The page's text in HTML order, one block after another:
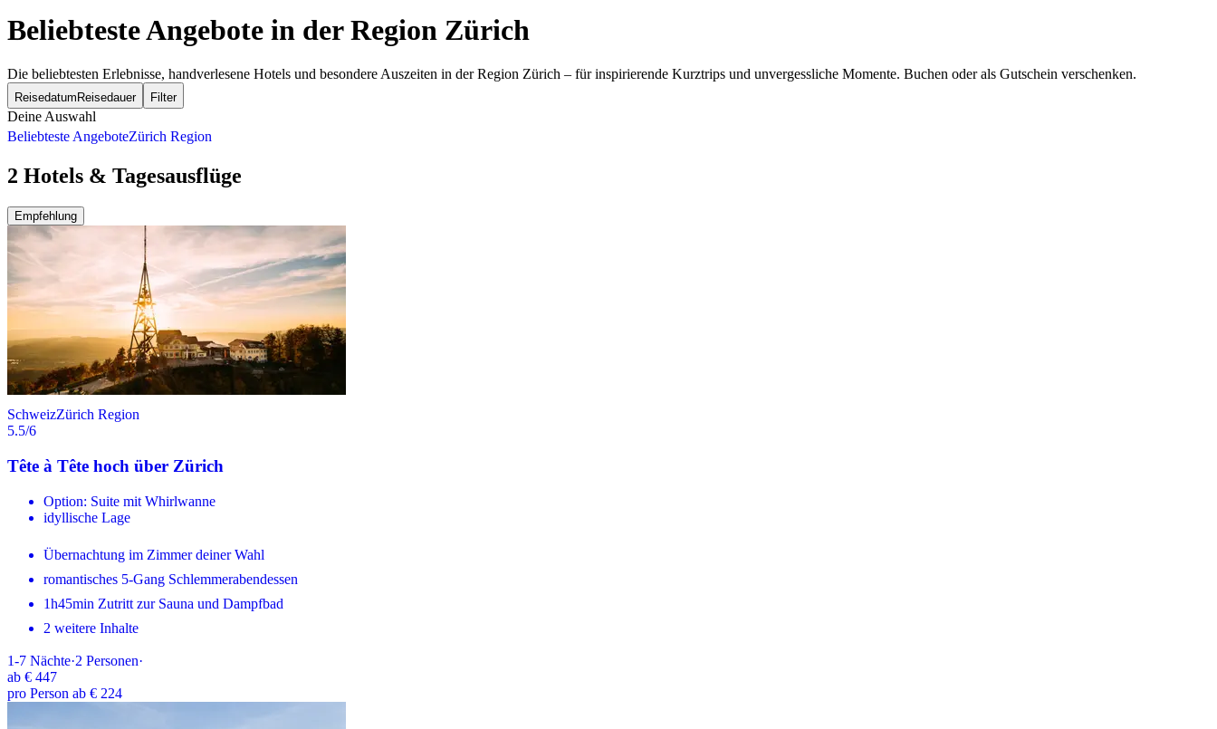
Beliebteste Angebote in der Region Zürich
Die beliebtesten Erlebnisse, handverlesene Hotels und besondere Auszeiten in der Region Zürich – für inspirierende Kurztrips und unvergessliche Momente. Buchen oder als Gutschein verschenken.
Reisedatum Reisedauer Filter
Deine Auswahl
Beliebteste AngeboteZürich Region
2 Hotels & Tagesausflüge
Empfehlung
SchweizZürich Region
5.5/6
Tête à Tête hoch über Zürich
Option: Suite mit Whirlwanne
idyllische Lage
Übernachtung im Zimmer deiner Wahl
romantisches 5-Gang Schlemmerabendessen
1h45min Zutritt zur Sauna und Dampfbad
2 weitere Inhalte
1-7 Nächte·2 Personen·
ab € 447
pro Person ab € 224